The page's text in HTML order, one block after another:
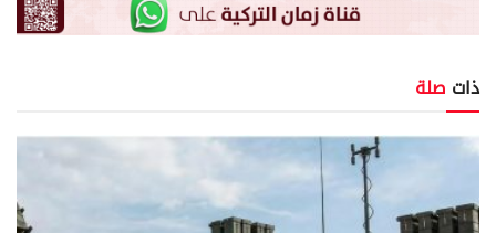
ذات صلة